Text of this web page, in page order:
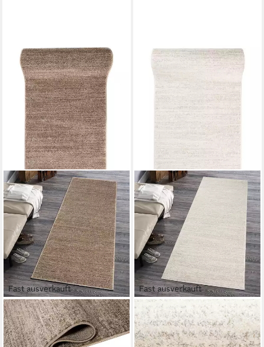
Fast ausverkauft
MAZOVIA
Läufer Läufer Flurläufer
Einfarbig für Vorzimmer,
Fast ausverkauft
MAZOVIA
Läufer Läufer Flurläufer
Einfarbig für Vorzimmer,